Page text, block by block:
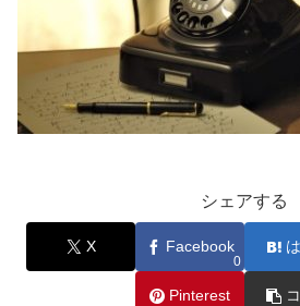
シェアする
X Facebook
0
Pinterest